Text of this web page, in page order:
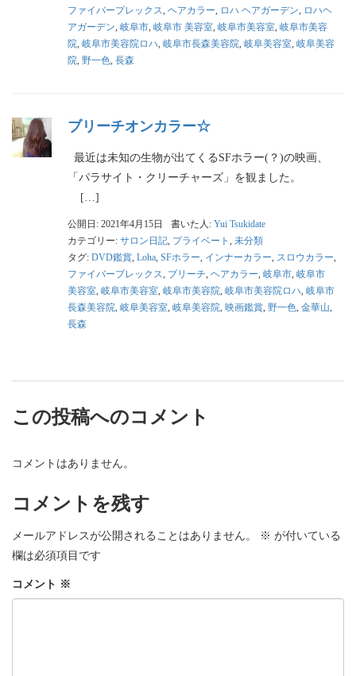
ファイバープレックス ヘアカラー ロハ ヘアガーデン
ロハヘ
アガーデン 岐阜市 岐阜市 美容室 岐阜市美容室 岐阜市美容
院 岐阜市美容院ロハ 岐阜市長森美容院 岐阜美容室 岐阜美容
院 野一色 長森
ブリーチオンカラー☆
最近は未知の生物が出てくるSFホラー(？)の映画、
「パラサイト・クリーチャーズ」を観ました。
[…]
公開日: 2021年4月15日 書いた人: Yui Tsukidate
カテゴリー: サロン日記, プライベート , 未分類
タグ: DVD鑑賞, Loha, SFホラー, インナーカラー, スロウカラー,
ファイバープレックス, ブリーチ, ヘアカラー, 岐阜市, 岐阜市
美容室, 岐阜市美容室, 岐阜市美容院, 岐阜市美容院ロハ, 岐阜市
長森美容院, 岐阜美容室, 岐阜美容院, 映画鑑賞, 野一色, 金華山,
長森
この投稿へのコメント
コメントはありません。
コメントを残す
メールアドレスが公開されることはありません。 ※ が付いている
欄は必須項目です
コメント ※